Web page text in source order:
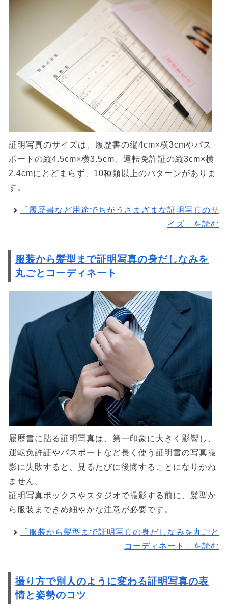
証明写真のサイズは、履歴書の縦4cm×横3cmやパス
ポートの縦4.5cm×横3.5cm、運転免許証の縦3cm×横
2.4cmにとどまらず、10種類以上のパターンがありま
す。
「履歴書など用途でちがうさまざまな証明写真のサ
イズ」を読む
服装から髪型まで証明写真の身だしなみを
丸ごとコーディネート
履歴書に貼る証明写真は、第一印象に大きく影響し、
運転免許証やパスポートなど長く使う証明書の写真撮
影に失敗すると、見るたびに後悔することになりかね
ません。
証明写真ボックスやスタジオで撮影する前に、髪型か
ら服装まできめ細やかな注意が必要です。
「服装から髪型まで証明写真の身だしなみを丸ごと
コーディネート」を読む
撮り方で別人のように変わる証明写真の表
情と姿勢のコツ